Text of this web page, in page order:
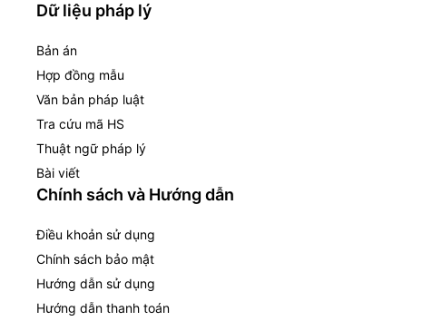
Dữ liệu pháp lý
Bản án
Hợp đồng mẫu
Văn bản pháp luật
Tra cứu mã HS
Thuật ngữ pháp lý
Bài viết
Chính sách và Hướng dẫn
Điều khoản sử dụng
Chính sách bảo mật
Hướng dẫn sử dụng
Hướng dẫn thanh toán